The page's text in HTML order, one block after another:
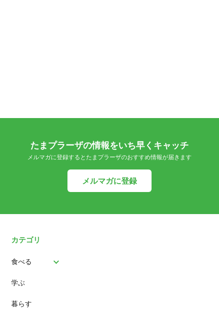
たまプラーザの情報をいち早くキャッチ
メルマガに登録するとたまプラーザのおすすめ情報が届きます
メルマガに登録
カテゴリ
食べる
パン
スイーツ
学ぶ
暮らす